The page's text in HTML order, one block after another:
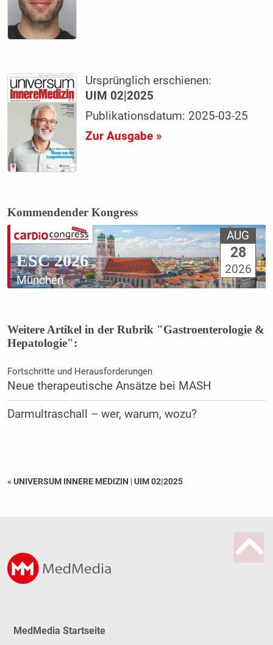
Ursprünglich erschienen:
UIM 02|2025
Publikationsdatum: 2025-03-25
Zur Ausgabe »
Kommendender Kongress
ESC 2026
München
AUG
28
2026
Weitere Artikel in der Rubrik "Gastroenterologie &
Hepatologie":
Fortschritte und Herausforderungen
Neue therapeutische Ansätze bei MASH
Darmultraschall – wer, warum, wozu?
« UNIVERSUM INNERE MEDIZIN |UIM 02|2025
MedMedia Startseite